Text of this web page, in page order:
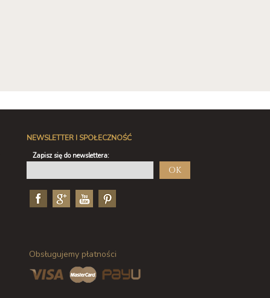
NEWSLETTER I SPOŁECZNOŚĆ
Zapisz się do newslettera:
OK
Obsługujemy płatności